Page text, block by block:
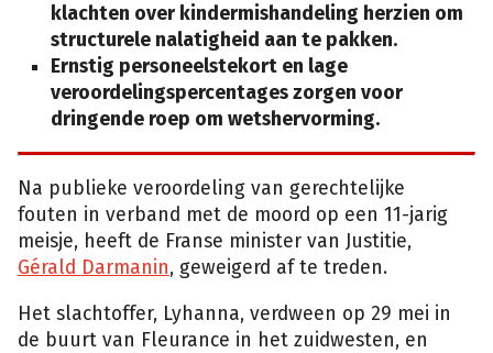
klachten over kindermishandeling herzien om
structurele nalatigheid aan te pakken.
Ernstig personeelstekort en lage
veroordelingspercentages zorgen voor
dringende roep om wetshervorming.
Na publieke veroordeling van gerechtelijke
fouten in verband met de moord op een 11-jarig
meisje, heeft de Franse minister van Justitie,
Gérald Darmanin, geweigerd af te treden.
Het slachtoffer, Lyhanna, verdween op 29 mei in
de buurt van Fleurance in het zuidwesten, en